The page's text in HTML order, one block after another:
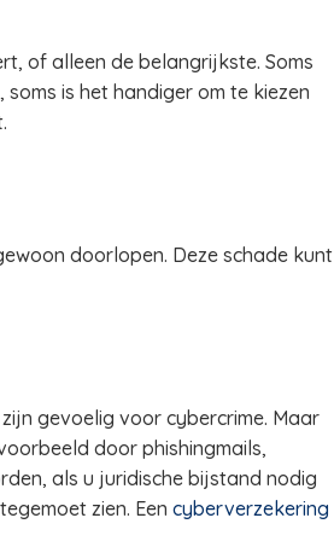
of alleen de belangrijkste. Soms
is het handiger om te kiezen
doorlopen. Deze schade kunt
gevoelig voor cybercrime. Maar
door phishingmails,
als u juridische bijstand nodig
zien. Een cyberverzekering